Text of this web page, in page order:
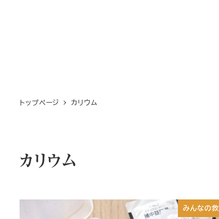
トップページ カリウム
カリウム
みんなの